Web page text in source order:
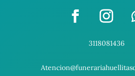
3118081436